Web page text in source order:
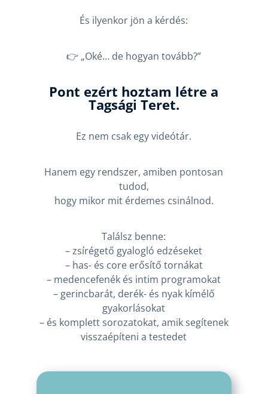
És ilyenkor jön a kérdés:
👉 „Oké… de hogyan tovább?”
Pont ezért hoztam létre a
Tagsági Teret.
Ez nem csak egy videótár.
Hanem egy rendszer, amiben pontosan
tudod,
hogy mikor mit érdemes csinálnod.
Találsz benne:
– zsírégető gyalogló edzéseket
– has- és core erősítő tornákat
– medencefenék és intim programokat
– gerincbarát, derék- és nyak kímélő
gyakorlásokat
– és komplett sorozatokat, amik segítenek
visszaépíteni a testedet